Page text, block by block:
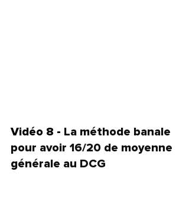
Vidéo 8 - La méthode banale
pour avoir 16/20 de moyenne
générale au DCG